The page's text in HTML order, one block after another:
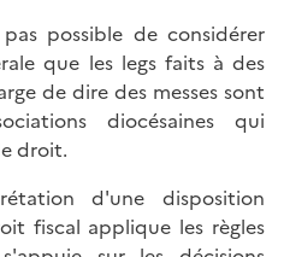
possible de considérer
que les legs faits à des
de dire des messes sont
diocésaines qui
droit.
d'une disposition
fiscal applique les règles